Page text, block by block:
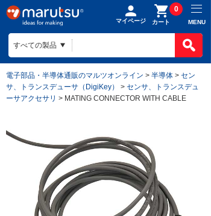
マイページ カート
0
MENU
電子部品・半導体通販のマルツオンライン > 半導体 > セン
サ、トランスデューサ（DigiKey）
> センサ、トランスデュ
ーサアクセサリ > MATING CONNECTOR WITH CABLE